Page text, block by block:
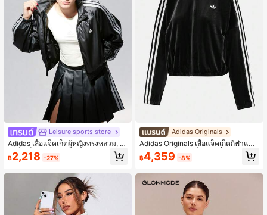
Leisure sports store
Adidas เสื้อแจ็คเก็ตผู้หญิงทรงหลวม, เสื้
อแจ็คเก็ตบอมเบอร์ทอ, DCE WV SL J
KT, เสื้อคลุมกีฬาลำลองใส่สบาย, KS00
฿2,218 -27%
Adidas Originals
Adidas Originals เสื้อแจ็คเก็ตกีฬาแขน
ยาวลายทางปักสีบล็อกแฟชั่นผู้หญิง
฿4,359 -8%